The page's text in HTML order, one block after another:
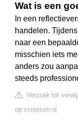
Wat is een
In een
handelen.
naar een
misschien iets
anders zou
steeds
Verzoek tot
op scriptium.nl